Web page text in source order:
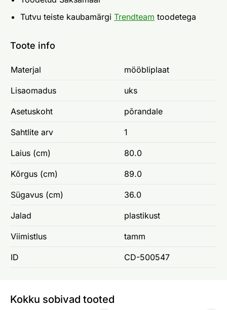
Tutvu teiste kaubamärgi Trendteam toodetega
Toote info
Materjal mööbliplaat
Lisaomadus uks
Asetuskoht põrandale
Sahtlite arv 1
Laius (cm) 80.0
Kõrgus (cm) 89.0
Sügavus (cm) 36.0
Jalad plastikust
Viimistlus tamm
ID CD-500547
Kokku sobivad tooted